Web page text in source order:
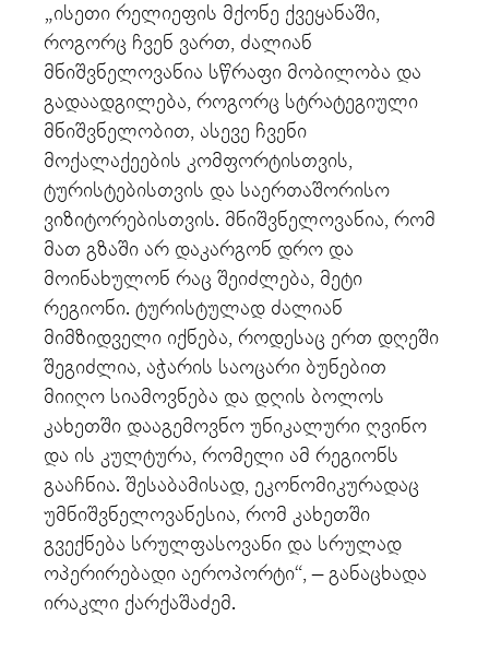
„ისეთი რელიეფის მქონე ქვეყანაში,
როგორც ჩვენ ვართ, ძალიან
მნიშვნელოვანია სწრაფი მობილობა და
გადაადგილება, როგორც სტრატეგიული
მნიშვნელობით, ასევე ჩვენი
მოქალაქეების კომფორტისთვის,
ტურისტებისთვის და საერთაშორისო
ვიზიტორებისთვის. მნიშვნელოვანია, რომ
მათ გზაში არ დაკარგონ დრო და
მოინახულონ რაც შეიძლება, მეტი
რეგიონი. ტურისტულად ძალიან
მიმზიდველი იქნება, როდესაც ერთ დღეში
შეგიძლია, აჭარის საოცარი ბუნებით
მიიღო სიამოვნება და დღის ბოლოს
კახეთში დააგემოვნო უნიკალური ღვინო
და ის კულტურა, რომელი ამ რეგიონს
გააჩნია. შესაბამისად, ეკონომიკურადაც
უმნიშვნელოვანესია, რომ კახეთში
გვექნება სრულფასოვანი და სრულად
ოპერირებადი აეროპორტი“, – განაცხადა
ირაკლი ქარქაშაძემ.